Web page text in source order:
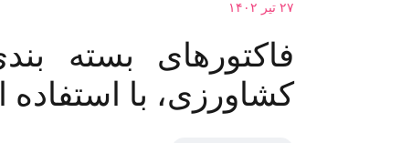
۲۷ تیر ۱۴۰۲
فاکتورهای بسته
کشاورزی، با استفاده